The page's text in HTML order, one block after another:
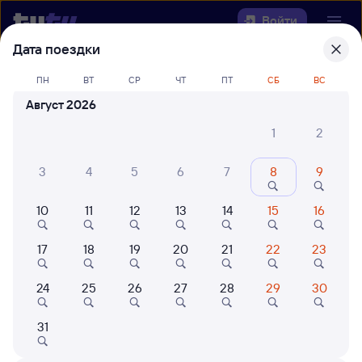
Войти
Выберите день, чтобы найтиж/д
билеты Залари — Тимлюй
42 млн путешествуют с
Когда
Кто едет
Дата поездки
ПН ВТ СР ЧТ ПТ СБ ВС
Август 2026
1
2
3 4 5 6 7 8 9
10 11 12 13 14 15 16
17 18 19 20 21 22 23
24 25 26 27 28 29 30
31